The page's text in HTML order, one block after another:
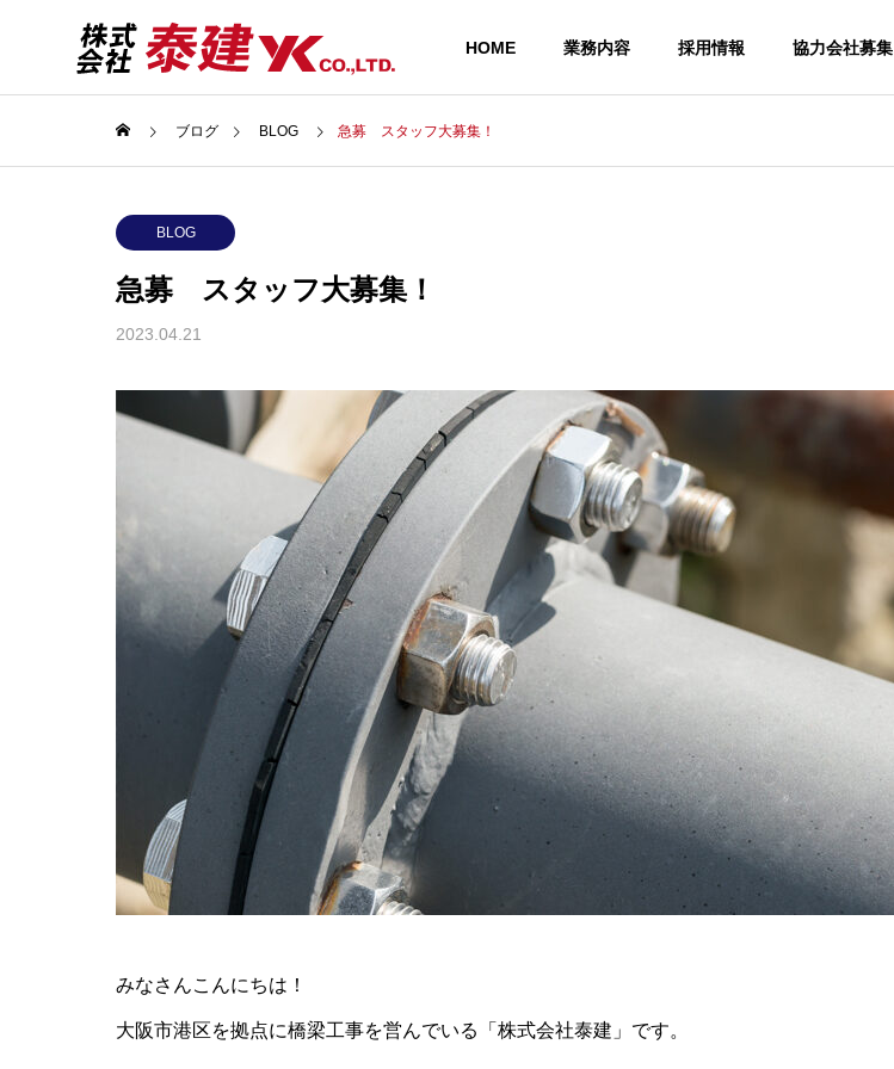
HOME 業務内容 採用情報 協力会社募集
橋梁新設・補修工事
コンクリート構造物の
補修・補強
ブログ BLOG 急募 スタッフ大募集！
BLOG
急募 スタッフ大募集！
2023.04.21
みなさんこんにちは！
大阪市港区を拠点に橋梁工事を営んでいる「株式会社泰建」です。